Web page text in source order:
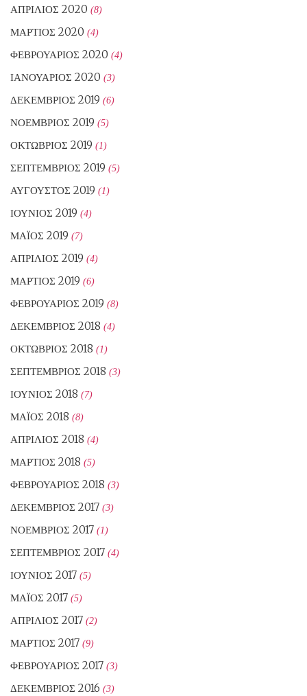
ΑΠΡΊΛΙΟΣ 2020 (8)
ΜΆΡΤΙΟΣ 2020 (4)
ΦΕΒΡΟΥΆΡΙΟΣ 2020 (4)
ΙΑΝΟΥΆΡΙΟΣ 2020 (3)
ΔΕΚΈΜΒΡΙΟΣ 2019 (6)
ΝΟΈΜΒΡΙΟΣ 2019 (5)
ΟΚΤΏΒΡΙΟΣ 2019 (1)
ΣΕΠΤΈΜΒΡΙΟΣ 2019 (5)
ΑΎΓΟΥΣΤΟΣ 2019 (1)
ΙΟΎΝΙΟΣ 2019 (4)
ΜΆΙΟΣ 2019 (7)
ΑΠΡΊΛΙΟΣ 2019 (4)
ΜΆΡΤΙΟΣ 2019 (6)
ΦΕΒΡΟΥΆΡΙΟΣ 2019 (8)
ΔΕΚΈΜΒΡΙΟΣ 2018 (4)
ΟΚΤΏΒΡΙΟΣ 2018 (1)
ΣΕΠΤΈΜΒΡΙΟΣ 2018 (3)
ΙΟΎΝΙΟΣ 2018 (7)
ΜΆΙΟΣ 2018 (8)
ΑΠΡΊΛΙΟΣ 2018 (4)
ΜΆΡΤΙΟΣ 2018 (5)
ΦΕΒΡΟΥΆΡΙΟΣ 2018 (3)
ΔΕΚΈΜΒΡΙΟΣ 2017 (3)
ΝΟΈΜΒΡΙΟΣ 2017 (1)
ΣΕΠΤΈΜΒΡΙΟΣ 2017 (4)
ΙΟΎΝΙΟΣ 2017 (5)
ΜΆΙΟΣ 2017 (5)
ΑΠΡΊΛΙΟΣ 2017 (2)
ΜΆΡΤΙΟΣ 2017 (9)
ΦΕΒΡΟΥΆΡΙΟΣ 2017 (3)
ΔΕΚΈΜΒΡΙΟΣ 2016 (3)